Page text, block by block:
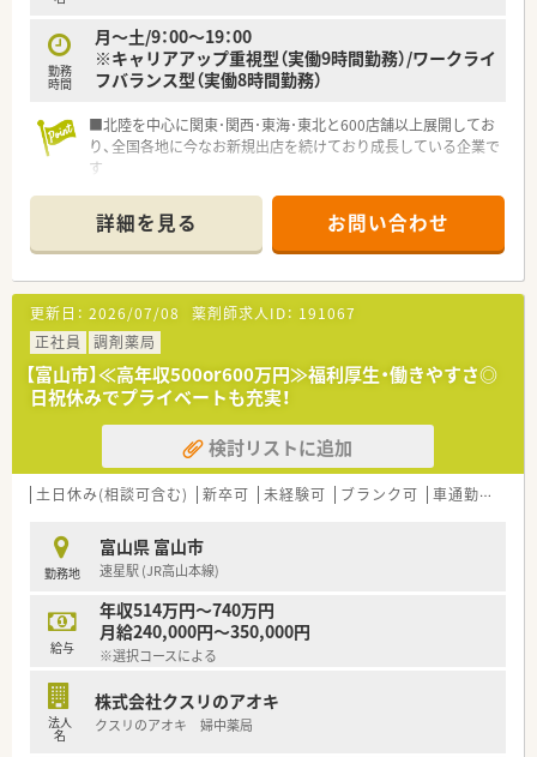
勤務
時間
月～土/9：00〜19：00
※キャリアアップ重視型（実働9時間勤務）/ワークライ
フバランス型（実働8時間勤務）
■北陸を中心に関東･関西･東海･東北と600店舗以上展開してお
り、全国各地に今なお新規出店を続けており成長している企業で
す
≪年収600万(9時間勤務)or500万(8時間勤務)≫事が可能です
です
■多様なキャリアパスがあり「DI業務･運営･採用・バイヤー・人材
教育」といった他の職種へのチャレンジも可能です
■調剤過誤率は、ひと月あたり「0.02%」程度と殆ど過誤が発生
しにくい環境なので安心して働く事が出来ます
■｢2年目で薬局長・4年目でエリアマネージャー(SV)」に昇格でき
るなど、成長中の企業だから昇格チャンスも多い企業です
■音声入力の薬歴･ピッキングサポートシステム･薬歴閲覧用の
タブレット設置など、薬剤師が安心して働く事が出来る様に最新
の機械を導入されています
■有給取得率は全社員平均80％、年一回1週間程度の長期連休取
得できるリフレッシュ制度があります
詳細を見る お問い合わせ
更新日： 2026/07/08 薬剤師求人ID： 191067
正社員
調剤薬局
【富山市】≪高年収500or600万円≫福利厚生・働きやすさ◎
日祝休みでプライベートも充実！
検討リストに追加
土日休み(相談可含む) 新卒可 未経験可 ブランク可 車通勤可
勤務地
富山県 富山市
速星駅 (JR高山本線)
給与
年収514万円～740万円
月給240,000円～350,000円
※選択コースによる
法人
名
株式会社クスリのアオキ
クスリのアオキ 婦中薬局